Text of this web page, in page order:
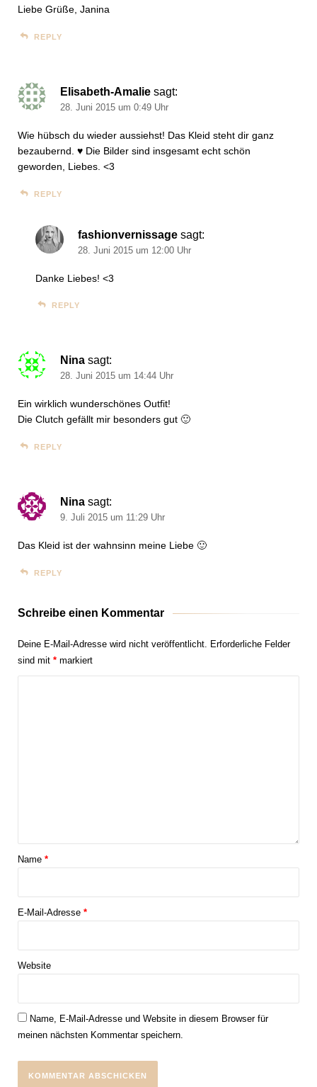
Liebe Grüße, Janina
REPLY
Elisabeth-Amalie sagt:
28. Juni 2015 um 0:49 Uhr
Wie hübsch du wieder aussiehst! Das Kleid steht dir ganz
bezaubernd. ♥ Die Bilder sind insgesamt echt schön
geworden, Liebes. <3
REPLY
fashionvernissage sagt:
28. Juni 2015 um 12:00 Uhr
Danke Liebes! <3
REPLY
Nina sagt:
28. Juni 2015 um 14:44 Uhr
Ein wirklich wunderschönes Outfit!
Die Clutch gefällt mir besonders gut 🙂
REPLY
Nina sagt:
9. Juli 2015 um 11:29 Uhr
Das Kleid ist der wahnsinn meine Liebe 🙂
REPLY
Schreibe einen Kommentar
Deine E-Mail-Adresse wird nicht veröffentlicht.
Erforderliche Felder
sind mit * markiert
Name *
E-Mail-Adresse *
Website
Name, E-Mail-Adresse und Website in diesem Browser für
meinen nächsten Kommentar speichern.